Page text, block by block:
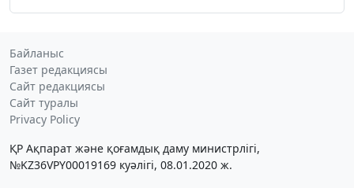
Байланыс
Газет редакциясы
Сайт редакциясы
Сайт туралы
Privacy Policy
ҚР Ақпарат және қоғамдық даму министрлігі,
№KZ36VPY00019169 куәлігі, 08.01.2020 ж.